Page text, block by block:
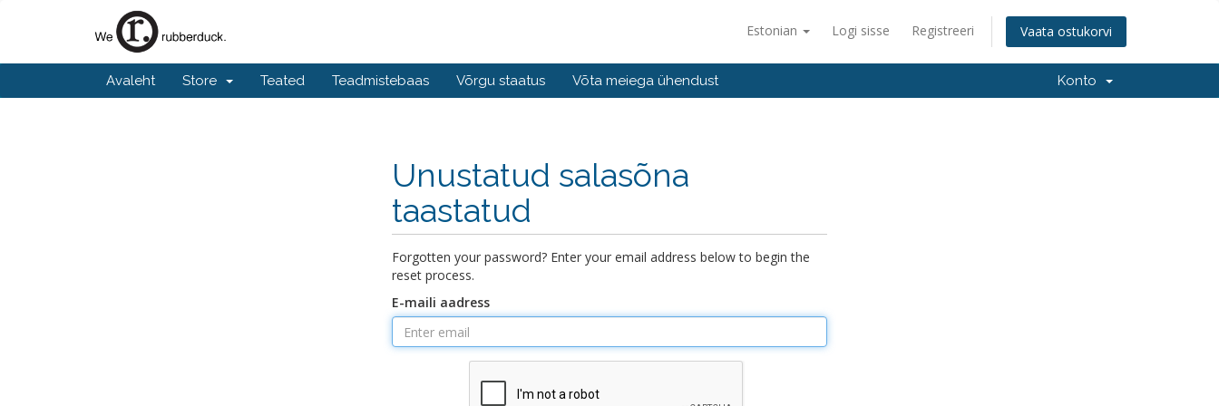
Estonian Logi sisse Registreeri Vaata ostukorvi
Avaleht Store Teated Teadmistebaas Võrgu staatus Võta meiega ühendust Konto
Unustatud salasõna
taastatud
Forgotten your password? Enter your email address below to begin the
reset process.
E-maili aadress